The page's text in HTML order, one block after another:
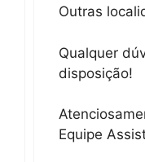
Outras
Qualquer
disposição!
Equipe